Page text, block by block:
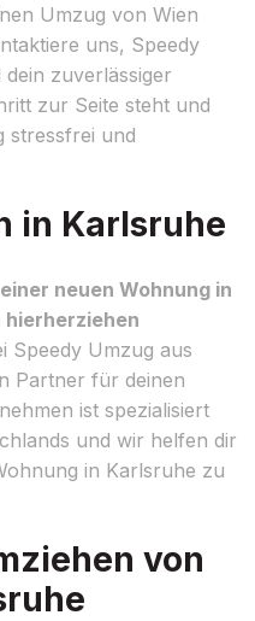
Umzug von Wien
uns, Speedy
zuverlässiger
zur Seite steht und
stressfrei und
in Karlsruhe
neuen Wohnung in
hierherziehen
Speedy Umzug aus
Partner für deinen
ist spezialisiert
und wir helfen dir
in Karlsruhe zu
von